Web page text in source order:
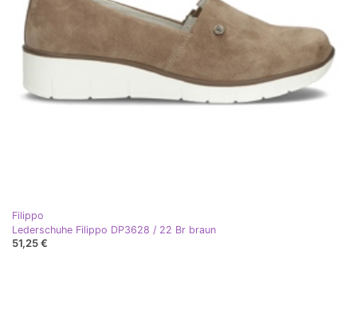
Filippo
Lederschuhe Filippo DP3628 / 22 Br braun
51,25 €